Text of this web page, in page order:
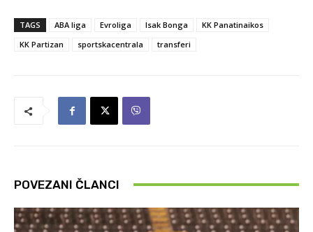
TAGS ABA liga Evroliga Isak Bonga
KK Panatinaikos
KK Partizan
sportskacentrala transferi
POVEZANI ČLANCI